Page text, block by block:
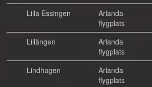
Lilla Essingen
Arlanda
flygplats
Lillängen
Arlanda
flygplats
Lindhagen
Arlanda
flygplats